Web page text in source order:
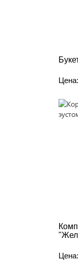
Цена:
Цена: